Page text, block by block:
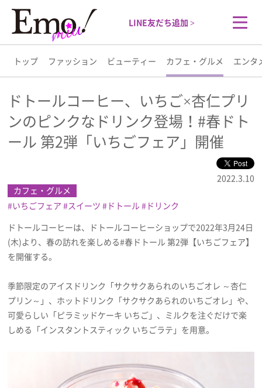
LINE友だち追加 >
トップ ファッション ビューティー カフェ・グルメ エンタ
トップ
ファッション
カフェ・グルメ
エンタメ
ライフスタイル
プレゼント
インタビュー
ドトールコーヒー、いちご×杏仁プリ
ンのピンクなドリンク登場！#春ドト
ール 第2弾「いちごフェア」開催
2022.3.10
カフェ・グルメ
いちごフェア
スイーツ ドトール
ドリンク
ドトールコーヒーは、ドトールコーヒーショップで2022年3月24日
(木)より、春の訪れを楽しめる#春ドトール 第2弾【いちごフェア】
を開催する。
季節限定のアイスドリンク「サクサクあられのいちごオレ ～杏仁
プリン～」、ホットドリンク「サクサクあられのいちごオレ」や、
可愛らしい「ピラミッドケーキ いちご」、ミルクを注ぐだけで楽
しめる「インスタントスティック いちごラテ」を用意。